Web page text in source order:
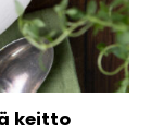
keitto